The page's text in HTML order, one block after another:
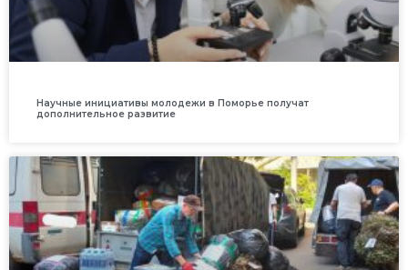
Научные инициативы молодежи в Поморье получат
дополнительное развитие